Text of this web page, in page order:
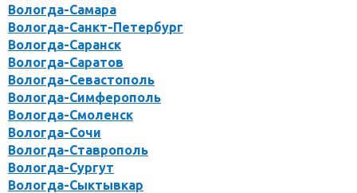
Вологда-Самара
Вологда-Санкт-Петербург
Вологда-Саранск
Вологда-Саратов
Вологда-Севастополь
Вологда-Симферополь
Вологда-Смоленск
Вологда-Сочи
Вологда-Ставрополь
Вологда-Сургут
Вологда-Сыктывкар